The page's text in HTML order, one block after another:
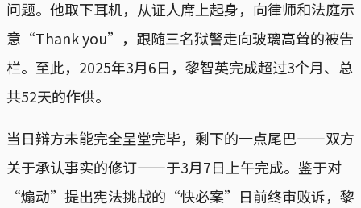
问题。他取下耳机，从证人席上起身，向律师和法庭示
意“Thank you”，跟随三名狱警走向玻璃高耸的被告
栏。至此，2025年3月6日，黎智英完成超过3个月、总
共52天的作供。
当日辩方未能完全呈堂完毕，剩下的一点尾巴——双方
关于承认事实的修订——于3月7日上午完成。鉴于对
“煽动”提出宪法挑战的“快必案”日前终审败诉，黎